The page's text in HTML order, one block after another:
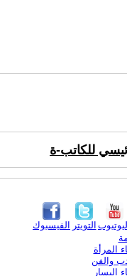
للكاتب-ة
الفيسبوك التويتر
المرأة
والفن
اليسار